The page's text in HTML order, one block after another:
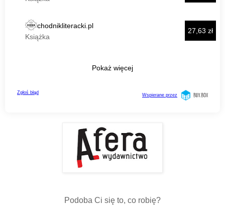
Podoba Ci się to, co robię?